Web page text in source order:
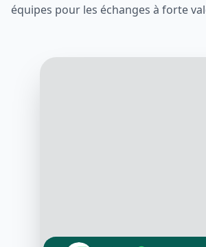
équipes pour les échanges à forte